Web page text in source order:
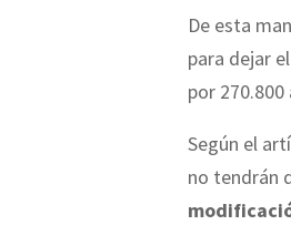
De esta
para dejar
por
Según el
no tendrán
n
e
f
c
i